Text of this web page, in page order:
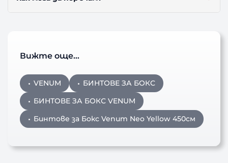
Вижте още…
VENUM
БИНТОВЕ ЗА БОКС
БИНТОВЕ ЗА БОКС VENUM
Бинтове за Бокс Venum Neo Yellow 450см